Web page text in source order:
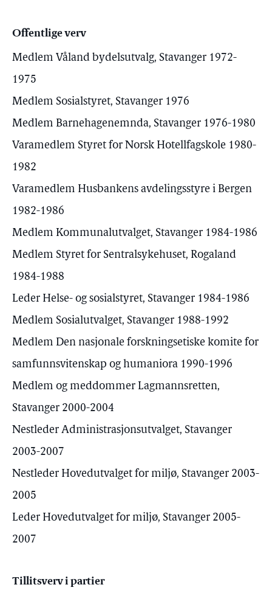
Offentlige verv
Medlem Våland bydelsutvalg, Stavanger 1972-
1975
Medlem Sosialstyret, Stavanger 1976
Medlem Barnehagenemnda, Stavanger 1976-1980
Varamedlem Styret for Norsk Hotellfagskole 1980-
1982
Varamedlem Husbankens avdelingsstyre i Bergen
1982-1986
Medlem Kommunalutvalget, Stavanger 1984-1986
Medlem Styret for Sentralsykehuset, Rogaland
1984-1988
Leder Helse- og sosialstyret, Stavanger 1984-1986
Medlem Sosialutvalget, Stavanger 1988-1992
Medlem Den nasjonale forskningsetiske komite for
samfunnsvitenskap og humaniora 1990-1996
Medlem og meddommer Lagmannsretten,
Stavanger 2000-2004
Nestleder Administrasjonsutvalget, Stavanger
2003-2007
Nestleder Hovedutvalget for miljø, Stavanger 2003-
2005
Leder Hovedutvalget for miljø, Stavanger 2005-
2007
Tillitsverv i partier